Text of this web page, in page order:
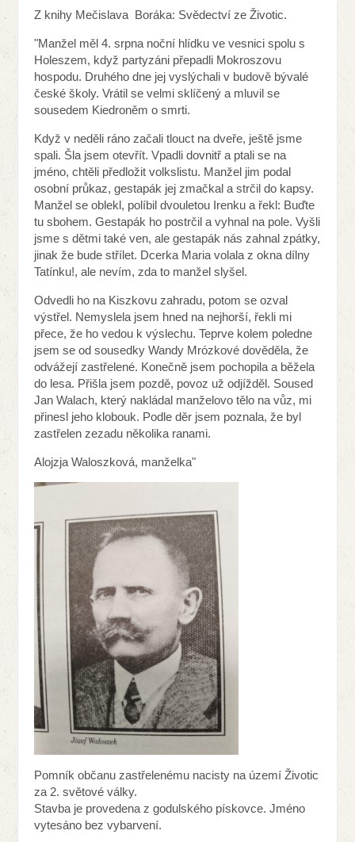
Z knihy Mečislava Boráka: Svědectví ze Životic.
"Manžel měl 4. srpna noční hlídku ve vesnici spolu s
Holeszem, když partyzáni přepadli Mokroszovu
hospodu. Druhého dne jej vyslýchali v budově bývalé
české školy. Vrátil se velmi sklíčený a mluvil se
sousedem Kiedroněm o smrti.
Když v neděli ráno začali tlouct na dveře, ještě jsme
spali. Šla jsem otevřít. Vpadli dovnitř a ptali se na
jméno, chtěli předložit volkslistu. Manžel jim podal
osobní průkaz, gestapák jej zmačkal a strčil do kapsy.
Manžel se oblekl, políbil dvouletou Irenku a řekl: Buďte
tu sbohem. Gestapák ho postrčil a vyhnal na pole. Vyšli
jsme s dětmi také ven, ale gestapák nás zahnal zpátky,
jinak že bude střílet. Dcerka Maria volala z okna dílny
Tatínku!, ale nevím, zda to manžel slyšel.
Odvedli ho na Kiszkovu zahradu, potom se ozval
výstřel. Nemyslela jsem hned na nejhorší, řekli mi
přece, že ho vedou k výslechu. Teprve kolem poledne
jsem se od sousedky Wandy Mrózkové dověděla, že
odvážejí zastřelené. Konečně jsem pochopila a běžela
do lesa. Přišla jsem pozdě, povoz už odjížděl. Soused
Jan Walach, který nakládal manželovo tělo na vůz, mi
přinesl jeho klobouk. Podle děr jsem poznala, že byl
zastřelen zezadu několika ranami.
Alojzja Waloszková, manželka"
Pomník občanu zastřelenému nacisty na území Životic
za 2. světové války.
Stavba je provedena z godulského pískovce. Jméno
vytesáno bez vybarvení.